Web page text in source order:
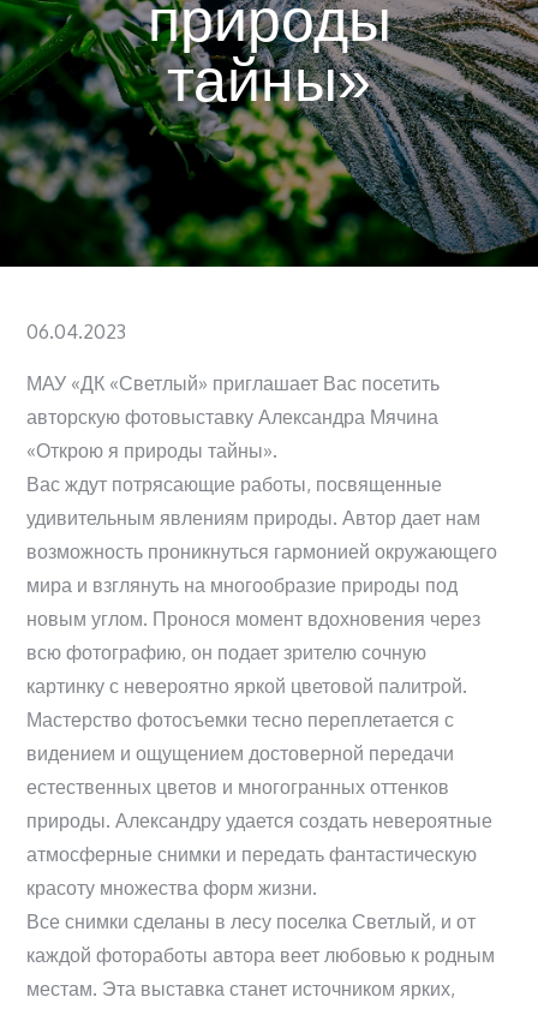
природы
тайны»
Posted
06.04.2023
МАУ «ДК «Светлый» приглашает Вас посетить
авторскую фотовыставку Александра Мячина
«Открою я природы тайны».
Вас ждут потрясающие работы, посвященные
удивительным явлениям природы. Автор дает нам
возможность проникнуться гармонией окружающего
мира и взглянуть на многообразие природы под
новым углом. Пронося момент вдохновения через
всю фотографию, он подает зрителю сочную
картинку с невероятно яркой цветовой палитрой.
Мастерство фотосъемки тесно переплетается с
видением и ощущением достоверной передачи
естественных цветов и многогранных оттенков
природы. Александру удается создать невероятные
атмосферные снимки и передать фантастическую
красоту множества форм жизни.
Все снимки сделаны в лесу поселка Светлый, и от
каждой фотоработы автора веет любовью к родным
местам. Эта выставка станет источником ярких,